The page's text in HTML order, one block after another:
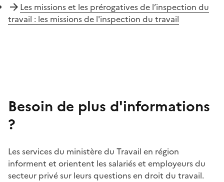
Les missions et les prérogatives de l’inspection du
travail : les missions de l'inspection du travail
Besoin de plus d'informations
?
Les services du ministère du Travail en région
informent et orientent les salariés et employeurs du
secteur privé sur leurs questions en droit du travail.